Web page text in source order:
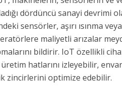
dördüncü sanayi devrimi
sensörler, aşırı ısınma veya
maliyetli arızalar
bildirir. IoT özellikli
hatlarını izleyebilir,
zincirlerini optimize edebilir.